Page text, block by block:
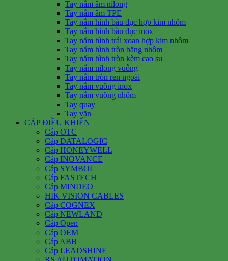
Tay nắm âm nilong
Tay nắm âm TPE
Tay nắm hình bầu dục hợp kim nhôm
Tay nắm hình bầu dục inox
Tay nắm hình trái xoan hợp kim nhôm
Tay nắm hình tròn bằng nhôm
Tay nắm hình tròn kèm cao su
Tay nắm nilong vuông
Tay nắm tròn ren ngoài
Tay nắm vuông inox
Tay nắm vuông nhôm
Tay quay
Tay vặn
CÁP ĐIỀU KHIỂN
Cáp OTC
Cáp DATALOGIC
Cáp HONEYWELL
Cáp INOVANCE
Cáp SYMBOL
Cáp FASTECH
Cáp MINDEO
HIK VISION CABLES
Cáp COGNEX
Cáp NEWLAND
Cáp Open
Cáp OEM
Cáp ABB
Cáp LEADSHINE